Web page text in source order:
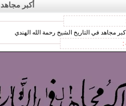
أكبر
مجاهد في التاريخ الشيخ رحمة الله الهندي
: